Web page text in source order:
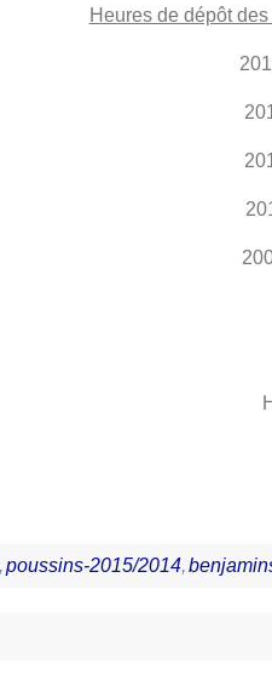
Heures de dépôt
poussins-2015/2014